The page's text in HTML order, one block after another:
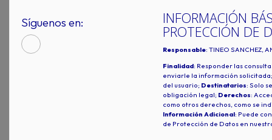
Síguenos en: INFORMACIÓN
PROTECCIÓN DE
Responsable: TINEO SANCHEZ,
Finalidad: Responder las
enviarle la información
del usuario; Destinatarios: Solo
obligación legal; Derechos:
como otros derechos, como se
Información Adicional: Puede
de Protección de Datos en